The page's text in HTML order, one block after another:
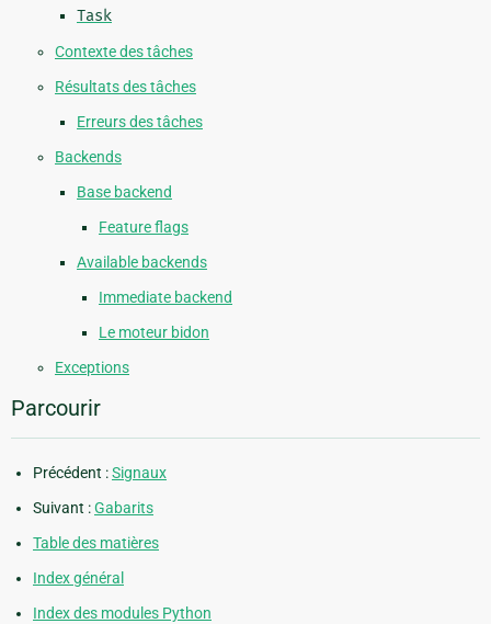
Task
Contexte des tâches
Résultats des tâches
Erreurs des tâches
Backends
Base backend
Feature flags
Available backends
Immediate backend
Le moteur bidon
Exceptions
Parcourir
Précédent :Signaux
Suivant :Gabarits
Table des matières
Index général
Index des modules Python